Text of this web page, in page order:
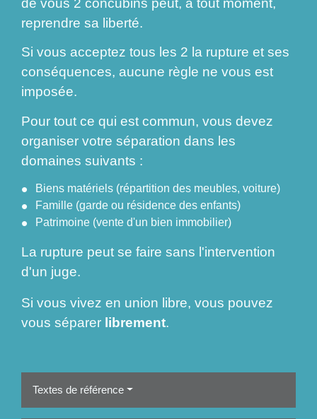
de vous 2 concubins peut, à tout moment,
reprendre sa liberté.
Si vous acceptez tous les 2 la rupture et ses
conséquences, aucune règle ne vous est
imposée.
Pour tout ce qui est commun, vous devez
organiser votre séparation dans les
domaines suivants :
Biens matériels (répartition des meubles, voiture)
Famille (garde ou résidence des enfants)
Patrimoine (vente d'un bien immobilier)
La rupture peut se faire sans l'intervention
d'un juge.
Si vous vivez en union libre, vous pouvez
vous séparer librement.
Textes de référence